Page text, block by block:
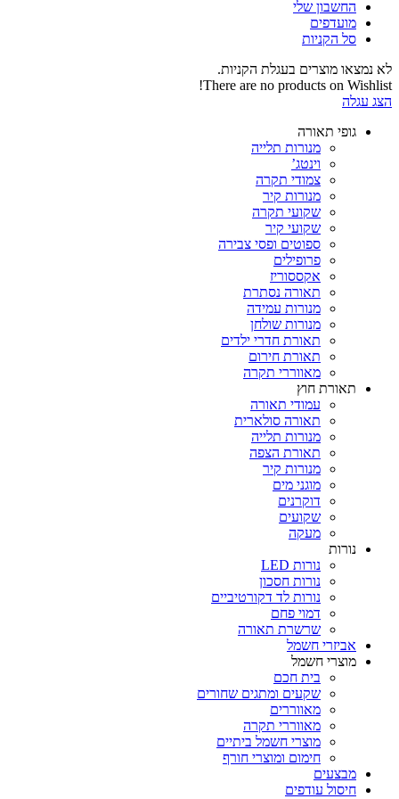
החשבון שלי‬
‫מועדפים‬‬
סל הקניות
לא נמצאו מוצרים בעגלת הקניות.
There are no products on Wishlist!
הצג עגלה
גופי תאורה
מנורות תלייה
וינטג’
צמודי תקרה
מנורות קיר
שקועי תקרה
שקועי קיר
ספוטים ופסי צבירה
פרופילים
אקססוריז
תאורה נסתרת
מנורות עמידה
מנורות שולחן
תאורת חדרי ילדים
תאורת חירום
מאווררי תקרה
תאורת חוץ
עמודי תאורה
תאורה סולארית
מנורות תלייה
תאורת הצפה
מנורות קיר
מוגני מים
דוקרנים
שקועים
מעקה
נורות
נורות LED
נורות חסכון
נורות לד דקורטיביים
דמוי פחם
שרשרת תאורה
אביזרי חשמל
מוצרי חשמל
בית חכם
שקעים ומתגים שחורים
מאווררים
מאווררי תקרה
מוצרי חשמל ביתיים
חימום ומוצרי חורף
מבצעים
חיסול עודפים